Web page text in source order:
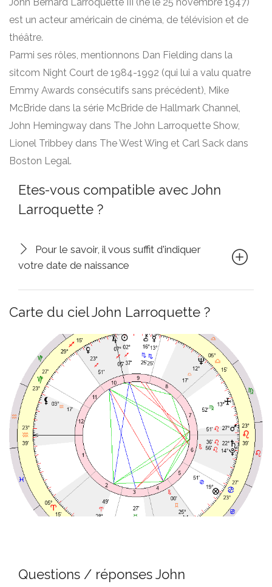
est un acteur américain de cinéma, de télévision et de
théâtre.
Parmi ses rôles, mentionnons Dan Fielding dans la
sitcom Night Court de 1984-1992 (qui lui a valu quatre
Emmy Awards consécutifs sans précédent), Mike
McBride dans la série McBride de Hallmark Channel,
John Hemingway dans The John Larroquette Show,
Lionel Tribbey dans The West Wing et Carl Sack dans
Boston Legal.
Etes-vous compatible avec John
Larroquette ?
Pour le savoir, il vous suffit d'indiquer
votre date de naissance
Carte du ciel John Larroquette ?
Questions / réponses John